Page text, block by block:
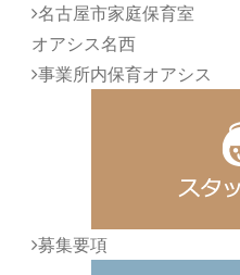
名古屋市家庭保育室
オアシス名西
事業所内保育オアシス
募集要項